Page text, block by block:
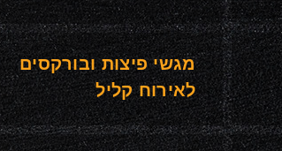
מגשי פיצות ובורקסים
לאירוח קליל